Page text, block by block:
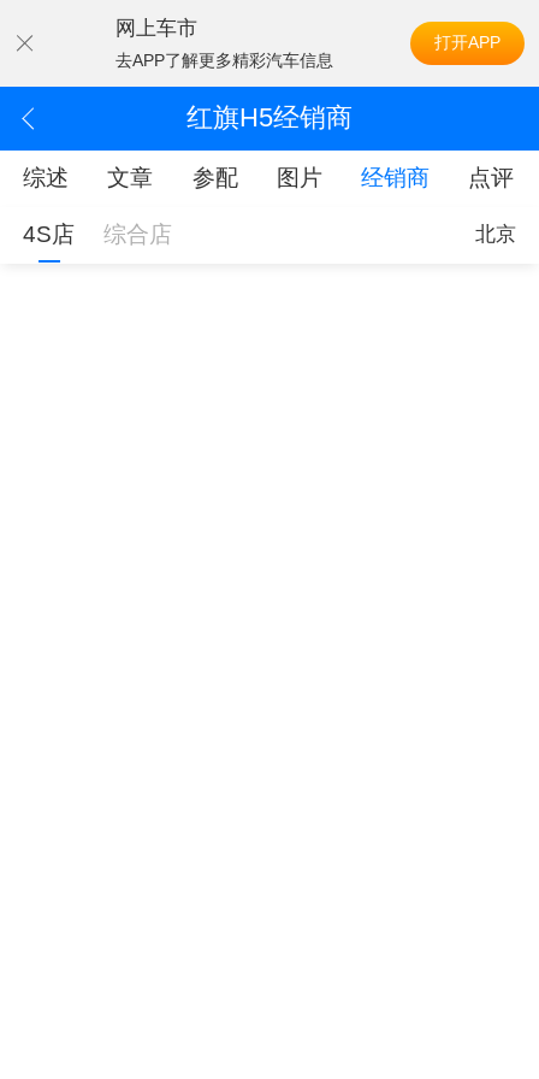
网上车市
去APP了解更多精彩汽车信息
打开APP
红旗H5经销商
综述 文章 参配 图片 经销商 点评
4S店 综合店 北京